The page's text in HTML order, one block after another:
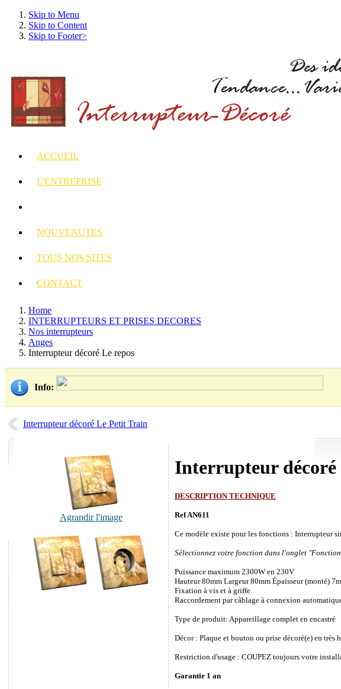
Skip to Menu
Skip to Content
Skip to Footer>
ACCUEIL
L'ENTREPRISE
NOUVEAUTES
TOUS NOS SITES
CONTACT
Home
INTERRUPTEURS ET PRISES DECORES
Nos interrupteurs
Anges
Interrupteur décoré Le repos
Info:
Interrupteur décoré Le Petit Train
Agrandir l'image
Interrupteur décoré
DESCRIPTION TECHNIQUE
Ref AN611
Ce modèle existe pour les fonctions : Interrupteur
Sélectionnez votre fonction dans l'onglet
Puissance maximum 2300W en 230V
Hauteur 80mm Largeur 80mm Épaisseur (monté)
Fixation à vis et à griffe.
Raccordement par câblage à connexion
Type de produit: Appareillage complet en encastré
Décor : Plaque et bouton ou prise décoré(e) en
Restriction d'usage : COUPEZ toujours votre
Garantie 1 an